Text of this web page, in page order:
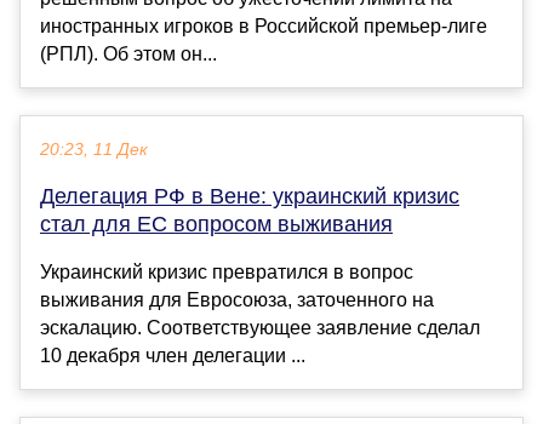
иностранных игроков в Российской премьер-лиге
(РПЛ). Об этом он...
20:23, 11 Дек
Делегация РФ в Вене: украинский кризис
стал для ЕС вопросом выживания
Украинский кризис превратился в вопрос
выживания для Евросоюза, заточенного на
эскалацию. Соответствующее заявление сделал
10 декабря член делегации ...